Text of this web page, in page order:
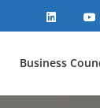
Business